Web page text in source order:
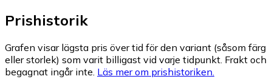
Prishistorik
Grafen visar lägsta pris över tid för den variant (såsom färg
eller storlek) som varit billigast vid varje tidpunkt. Frakt och
begagnat ingår inte. Läs mer om prishistoriken.